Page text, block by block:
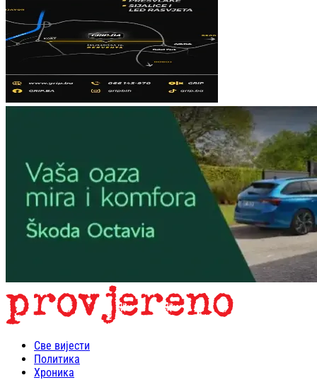
Све вијести
Политика
Хроника